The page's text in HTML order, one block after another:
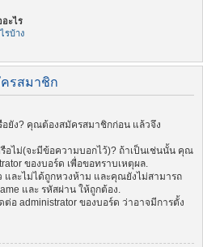
ะไร
รบ้าง
ครสมาชิก
ยัง? คุณต้องสมัครสมาชิกก่อน แล้วจึง
ไม่(จะมีข้อความบอกไว้)? ถ้าเป็นเช่นนั้น คุณ
ของบอร์ด เพื่อขอทราบเหตุผล.
ละไม่ได้ถูกหวงห้าม และคุณยังไม่สามารถ
และ รหัสผ่าน ให้ถูกต้อง.
อ administrator ของบอร์ด ว่าอาจมีการตั้ง